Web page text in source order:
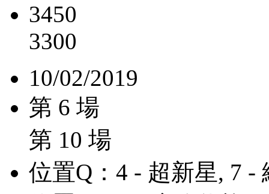
3450
3300
10/02/2019
第 6 場
第 10 場
位置Q：4 - 超新星, 7 -